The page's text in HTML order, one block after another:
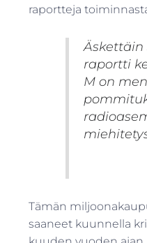
raportteja
raportti
M on
Tämän
saaneet kuunnella